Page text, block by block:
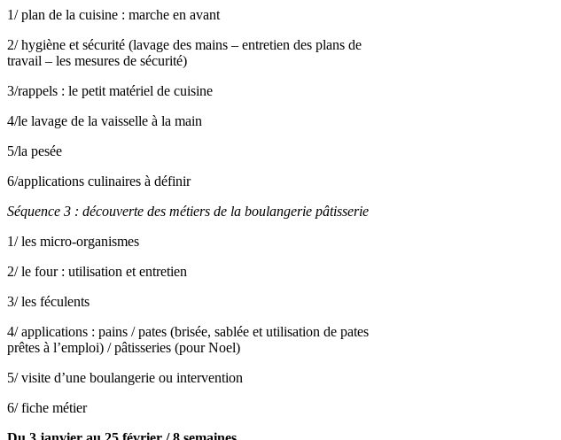
1/ plan de la cuisine : marche en avant
2/ hygiène et sécurité (lavage des mains – entretien des plans de
travail – les mesures de sécurité)
3/rappels : le petit matériel de cuisine
4/le lavage de la vaisselle à la main
5/la pesée
6/applications culinaires à définir
Séquence 3 : découverte des métiers de la boulangerie pâtisserie
1/ les micro-organismes
2/ le four : utilisation et entretien
3/ les féculents
4/ applications : pains / pates (brisée, sablée et utilisation de pates
prêtes à l’emploi) / pâtisseries (pour Noel)
5/ visite d’une boulangerie ou intervention
6/ fiche métier